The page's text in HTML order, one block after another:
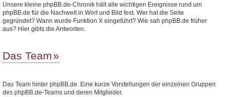
Unsere kleine phpBB.de-Chronik hält alle wichtigen Ereignisse rund um
phpBB.de für die Nachwelt in Wort und Bild fest. Wer hat die Seite
gegründet? Wann wurde Funktion X eingeführt? Wie sah phpBB.de früher
aus? Hier gibts die Antworten.
Das Team
Das Team hinter phpBB.de. Eine kurze Vorstellungen der einzelnen Gruppen
des phpBB.de-Teams und deren Mitglieder.